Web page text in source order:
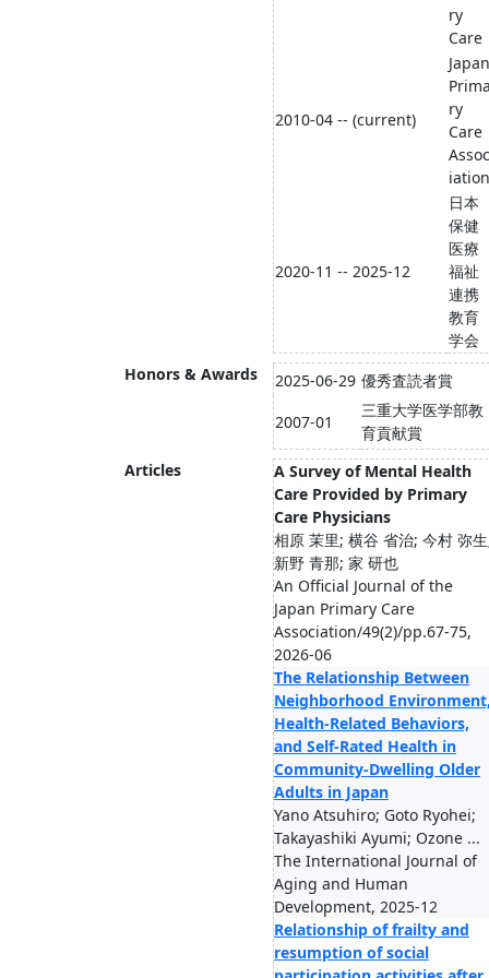
ry
Care
2010-04 -- (current)
Japan
ry
Care
Assoc
iation
2020-11 -- 2025-12
日本
保健
医療
福祉
連携
教育
学会
Honors & Awards
2025-06-29 優秀査読者賞
2007-01
三重大学医学部教
育貢献賞
Articles
A Survey of Mental Health
Care Provided by Primary
Care Physicians
相原 茉里; 横谷 省治; 今村 弥
新野 青那; 家 研也
An Official Journal of the
Japan Primary Care
Association/49(2)/pp.67-75,
2026-06
The Relationship Between
Neighborhood
Health-Related Behaviors,
and Self-Rated Health in
Community-Dwelling Older
Adults in Japan
Yano Atsuhiro; Goto Ryohei;
Takayashiki Ayumi; Ozone ...
The International Journal of
Aging and Human
Development, 2025-12
Relationship of frailty and
resumption of social